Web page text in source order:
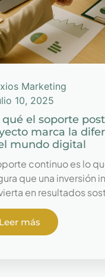
Marketing
10, 2025
qué el soporte
marca la
mundo digital
continuo es lo
que una inversión
en resultados
Leer más